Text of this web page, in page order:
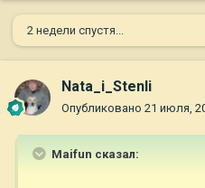
2 недели спустя...
Nata_i_Stenli
Опубликовано 21 июля,
Maifun сказал: